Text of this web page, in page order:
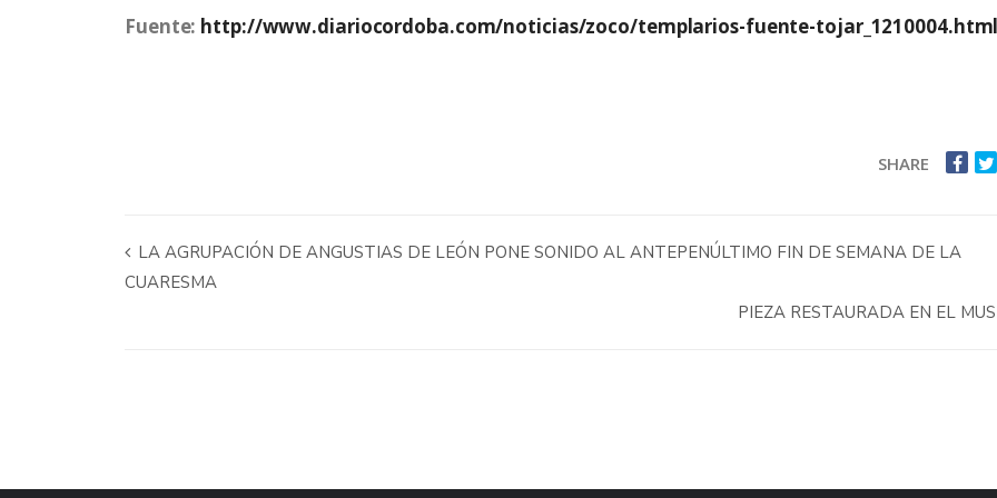
Fuente: http://www.diariocordoba.com/noticias/zoco/templarios-fuente-tojar_1210004.html
SHARE
LA AGRUPACIÓN DE ANGUSTIAS DE LEÓN PONE SONIDO AL ANTEPENÚLTIMO FIN DE SEMANA DE LA
CUARESMA
PIEZA RESTAURADA EN EL